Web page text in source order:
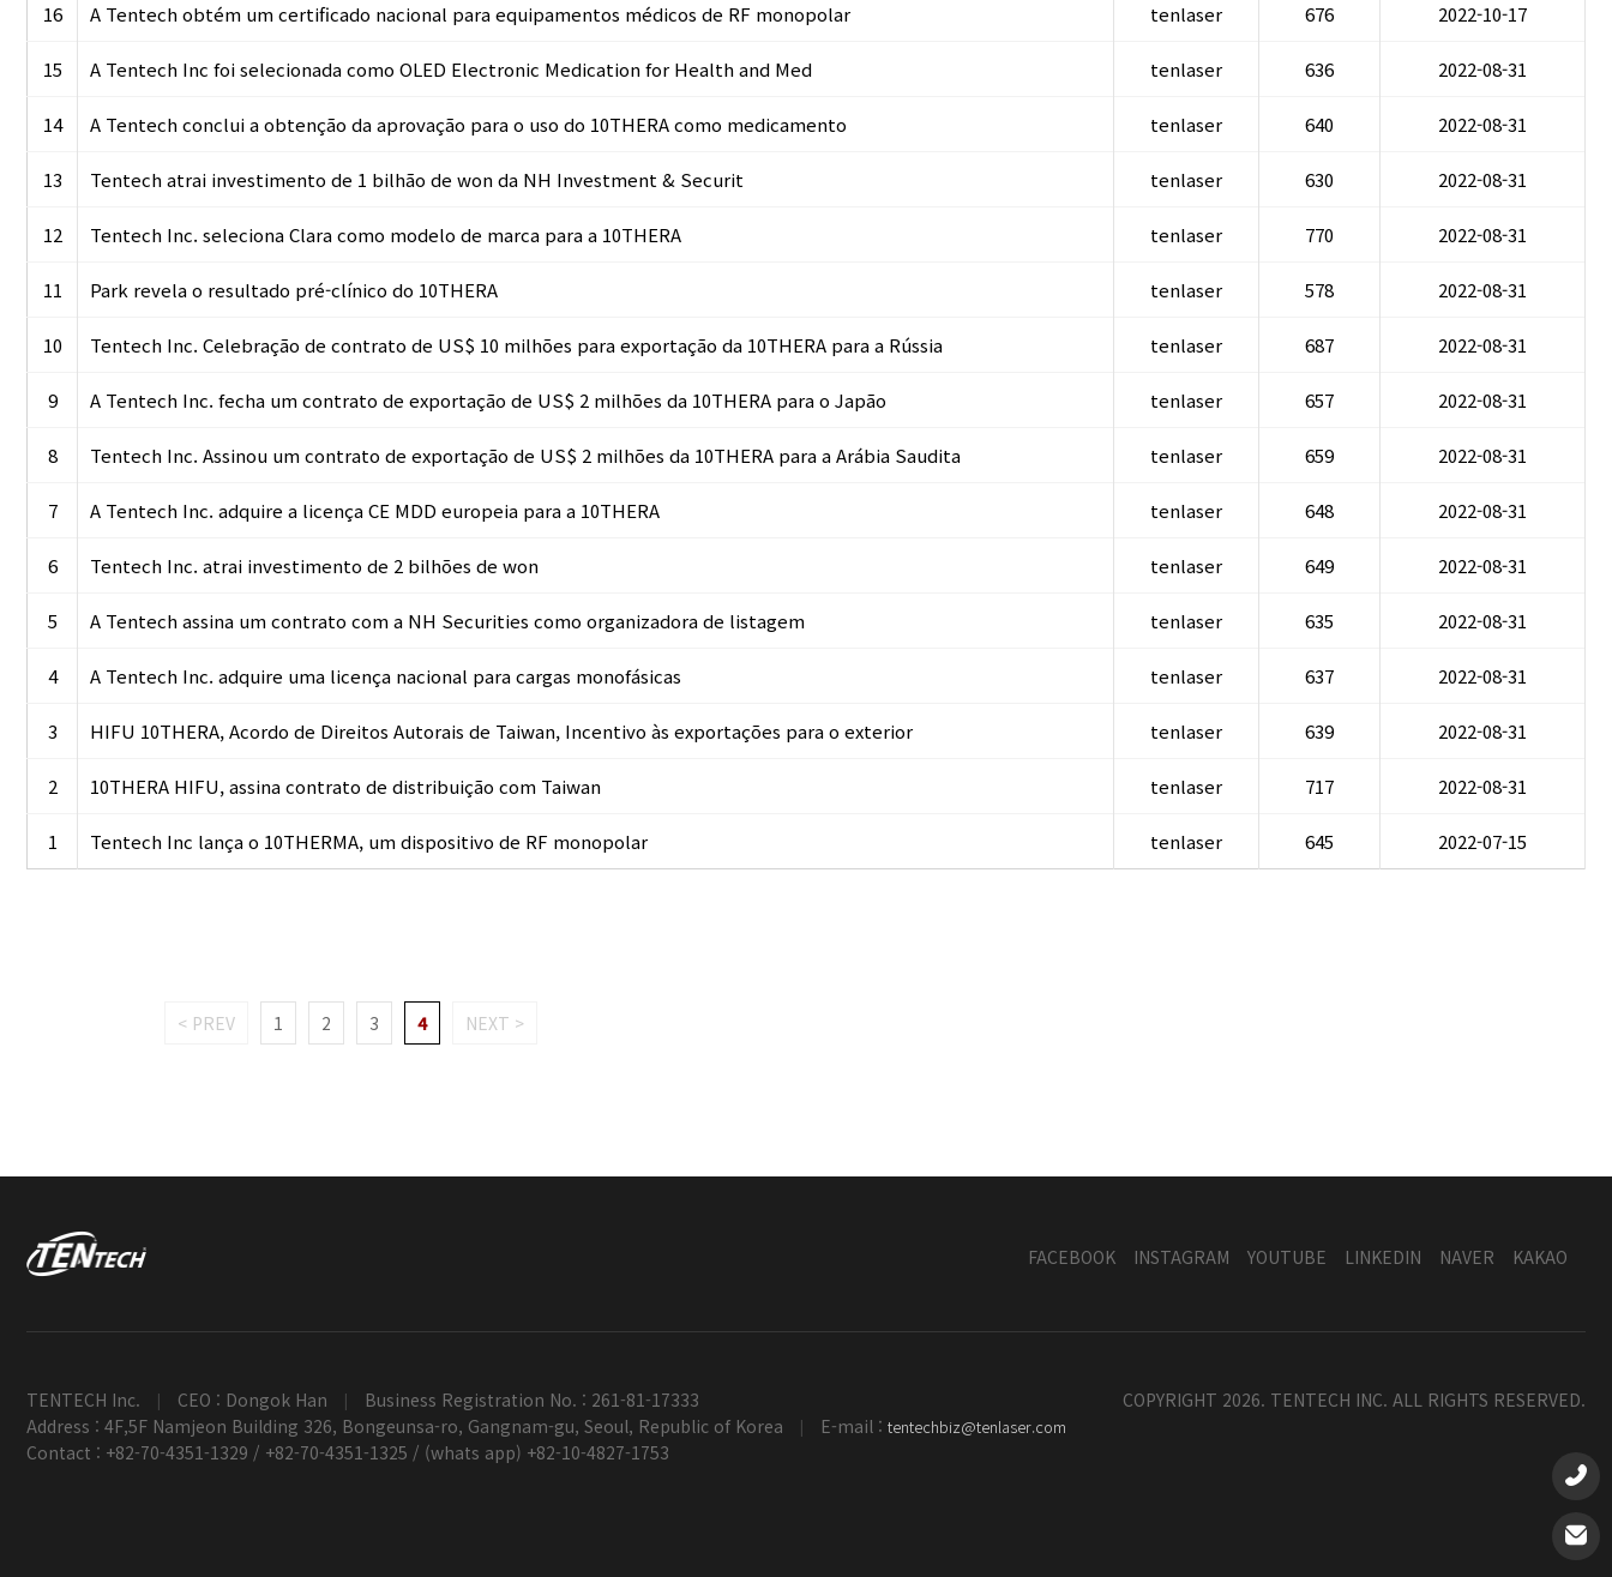
16 A Tentech obtém um certificado nacional para equipamentos médicos de RF monopolar tenlaser 676 2022-10-17
15 A Tentech Inc foi selecionada como OLED Electronic Medication for Health and Med tenlaser 636 2022-08-31
14 A Tentech conclui a obtenção da aprovação para o uso do 10THERA como medicamento tenlaser 640 2022-08-31
13 Tentech atrai investimento de 1 bilhão de won da NH Investment & Securit tenlaser 630 2022-08-31
12 Tentech Inc. seleciona Clara como modelo de marca para a 10THERA tenlaser 770 2022-08-31
11 Park revela o resultado pré-clínico do 10THERA tenlaser 578 2022-08-31
10 Tentech Inc. Celebração de contrato de US$ 10 milhões para exportação da 10THERA para a Rússia tenlaser 687 2022-08-31
9 A Tentech Inc. fecha um contrato de exportação de US$ 2 milhões da 10THERA para o Japão tenlaser 657 2022-08-31
8 Tentech Inc. Assinou um contrato de exportação de US$ 2 milhões da 10THERA para a Arábia Saudita tenlaser 659 2022-08-31
7 A Tentech Inc. adquire a licença CE MDD europeia para a 10THERA tenlaser 648 2022-08-31
6 Tentech Inc. atrai investimento de 2 bilhões de won tenlaser 649 2022-08-31
5 A Tentech assina um contrato com a NH Securities como organizadora de listagem tenlaser 635 2022-08-31
4 A Tentech Inc. adquire uma licença nacional para cargas monofásicas tenlaser 637 2022-08-31
3 HIFU 10THERA, Acordo de Direitos Autorais de Taiwan, Incentivo às exportações para o exterior tenlaser 639 2022-08-31
2 10THERA HIFU, assina contrato de distribuição com Taiwan tenlaser 717 2022-08-31
1 Tentech Inc lança o 10THERMA, um dispositivo de RF monopolar tenlaser 645 2022-07-15
< PREV 1 2 3 4 NEXT >
FACEBOOK INSTAGRAM YOUTUBE LINKEDIN NAVER KAKAO
TENTECH Inc. | CEO : Dongok Han |
Business Registration No. : 261-81-17333
Address : 4F,5F Namjeon Building 326, Bongeunsa-ro, Gangnam-gu, Seoul, Republic of Korea
| E-mail : tentechbiz@tenlaser.com
Contact : +82-70-4351-1329 / +82-70-4351-1325 / (whats app) +82-10-4827-1753
COPYRIGHT 2026. TENTECH INC. ALL RIGHTS RESERVED.